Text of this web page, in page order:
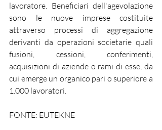
lavoratore. Beneficiari dell'agevolazione
sono le nuove imprese costituite
attraverso processi di aggregazione
derivanti da operazioni societarie quali
fusioni, cessioni, conferimenti,
acquisizioni di aziende o rami di esse, da
cui emerge un organico pari o superiore a
1.000 lavoratori.
FONTE: EUTEKNE